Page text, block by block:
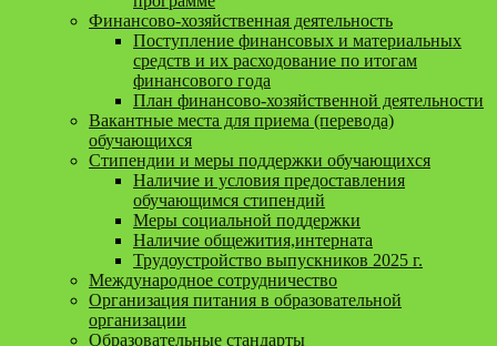
Финансово-хозяйственная деятельность
Поступление финансовых и материальных
средств и их расходование по итогам
финансового года
План финансово-хозяйственной деятельности
Вакантные места для приема (перевода)
обучающихся
Стипендии и меры поддержки обучающихся
Наличие и условия предоставления
обучающимся стипендий
Меры социальной поддержки
Наличие общежития,интерната
Трудоустройство выпускников 2025 г.
Международное сотрудничество
Организация питания в образовательной
организации
Образовательные стандарты